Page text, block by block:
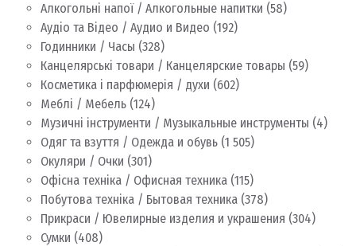
Алкогольні напої / Алкогольные напитки (58)
Аудіо та Відео / Аудио и Видео (192)
Годинники / Часы (328)
Канцелярські товари / Канцелярские товары (59)
Косметика і парфюмерія / духи (602)
Меблі / Мебель (124)
Музичні інструменти / Музыкальные инструменты (4)
Одяг та взуття / Одежда и обувь (1 505)
Окуляри / Очки (301)
Офісна техніка / Офисная техника (115)
Побутова техніка / Бытовая техника (378)
Прикраси / Ювелирные изделия и украшения (304)
Сумки (408)